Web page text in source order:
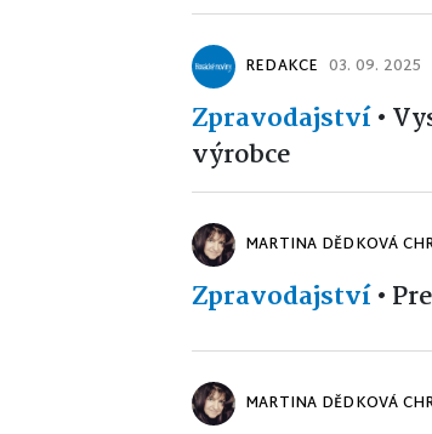
REDAKCE 03. 09. 2025
Zpravodajství•
výrobce
MARTINA DĚDKOVÁ
Zpravodajství•
MARTINA DĚDKOVÁ